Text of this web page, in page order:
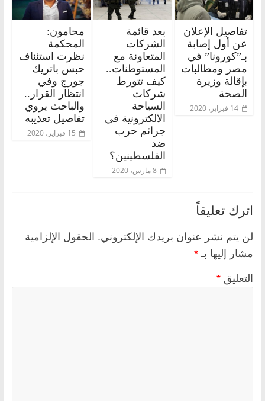
تفاصيل الإعلان
عن أول إصابة
بـ”كورونا” في
مصر ومطالبات
بإقالة وزيرة
الصحة
14 فبراير، 2020
بعد قائمة
الشركات
المتعاونة مع
المستوطنات..
كيف تتورط
شركات
السياحة
الالكترونية في
جرائم حرب
ضد
الفلسطينين؟
8 مارس، 2020
محامون:
المحكمة
نظرت استئناف
حبس باتريك
جورج وفي
انتظار القرار..
والباحث يروي
تفاصيل تعذيبه
15 فبراير، 2020
اترك تعليقاً
لن يتم نشر عنوان بريدك الإلكتروني. الحقول الإلزامية
مشار إليها بـ *
التعليق *